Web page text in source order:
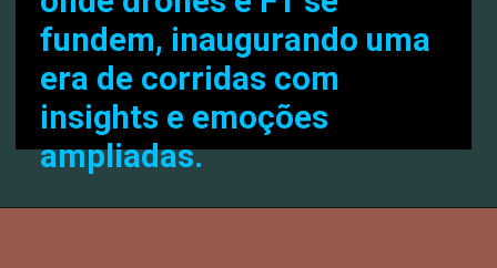
fundem, inaugurando uma
era de corridas com
insights e emoções
ampliadas.